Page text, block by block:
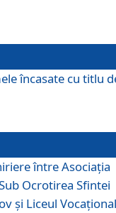
încasate cu titlu
între Asociația
Ocrotirea Sfintei
şi Liceul